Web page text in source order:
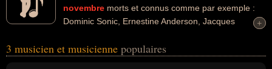
novembre morts et connus comme par exemple :
Dominic Sonic, Ernestine Anderson, Jacques
les domaines de l'art, de la musique, du rock, du cinéma, de
+
+
3 musicien et musicienne populaires